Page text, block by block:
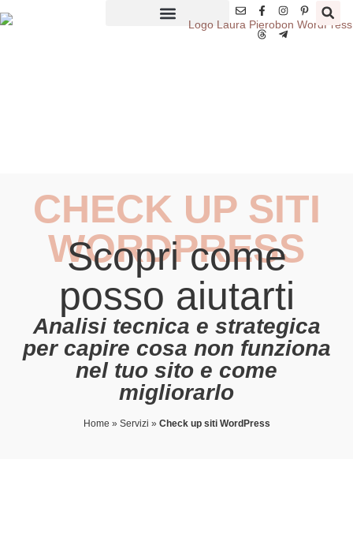
CHECK UP SITI
WORDPRESS
Scopri come
posso aiutarti
Analisi tecnica e strategica
per capire cosa non funziona
nel tuo sito e come
migliorarlo
Home » Servizi » Check up siti WordPress